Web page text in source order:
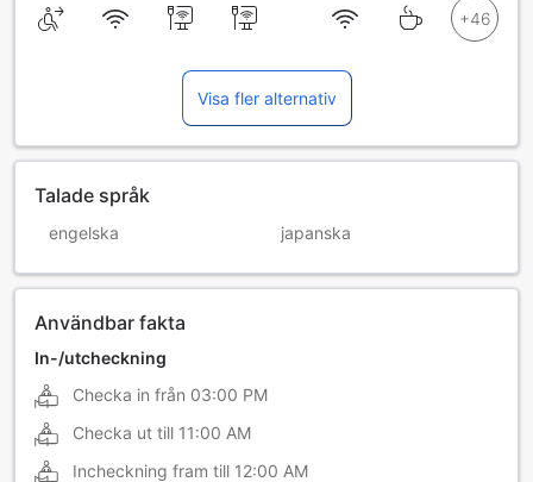
Visa fler alternativ
Talade språk
engelska japanska
Användbar fakta
In-/utcheckning
Checka in från 03:00 PM
Checka ut till 11:00 AM
Incheckning fram till 12:00 AM